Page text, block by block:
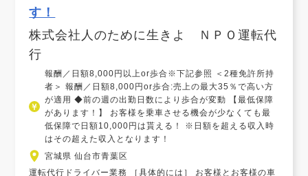
す！
株式会社人のために生きよ ＮＰＯ運転代
行
報酬／日額8,000円以上or歩合※下記参照 ＜2種免許所持
者＞ 報酬／日額8,000円or歩合:売上の最大35％で高い方
が適用 ◆前の週の出勤日数により歩合が変動 【最低保障
があります！】 お客様を乗車させる機会が少なくても最
低保障で日額10,000円は貰える！ ※日額を超える収入時
はその超えた収入となります！
宮城県 仙台市青葉区
運転代行ドライバー業務 ［具体的には］ お客様とお客様の車